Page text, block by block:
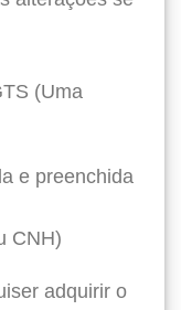
(Uma
e preenchida
CNH)
adquirir o